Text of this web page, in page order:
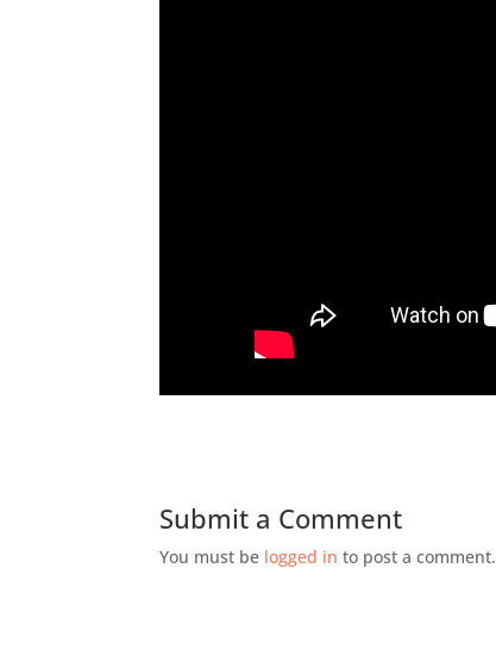
Submit a Comment
You must be logged in to post a comment.